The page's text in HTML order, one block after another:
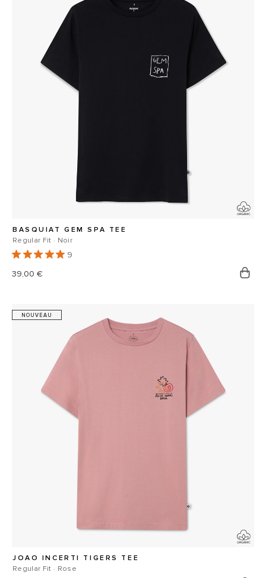
BASQUIAT GEM SPA TEE
Regular Fit · Noir
9
Prix
39,00 €
NOUVEAU
JOAO INCERTI TIGERS TEE
Regular Fit · Rose